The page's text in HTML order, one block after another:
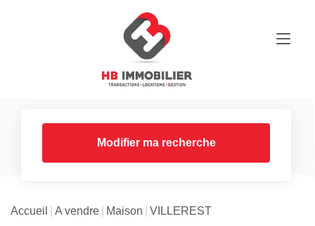
Modifier ma recherche
Accueil A vendre Maison VILLEREST